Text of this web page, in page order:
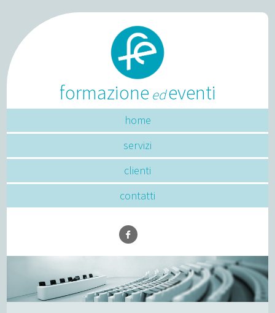
formazioneedeventi
home
servizi
clienti
contatti